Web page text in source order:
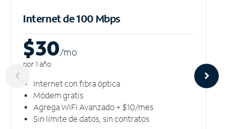
Internet de 100 Mbps
$30/mo
por 1 año
Internet con fibra óptica
Módem gratis
Agrega WiFi Avanzado + $10/mes
Sin límite de datos, sin contratos